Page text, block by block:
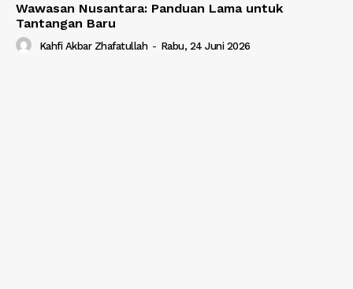
Wawasan Nusantara: Panduan Lama untuk
Tantangan Baru
Kahfi Akbar Zhafatullah - Rabu, 24 Juni 2026